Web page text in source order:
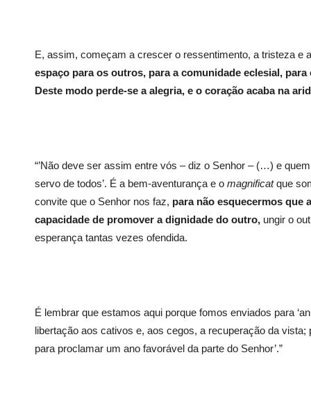
E, assim, começam a crescer o ressentimento, a tristeza e
espaço para os outros, para a comunidade eclesial,
Deste modo perde-se a alegria, e o coração acaba na
“’Não deve ser assim entre vós – diz o Senhor – (…) e
servo de todos’. É a bem-aventurança e o magnificatque
convite que o Senhor nos faz, para não esquecermos que
capacidade de promover a dignidade do outro, ungir o
esperança tantas vezes ofendida.
É lembrar que estamos aqui porque fomos enviados para
libertação aos cativos e, aos cegos, a recuperação da
para proclamar um ano favorável da parte do Senhor’.”